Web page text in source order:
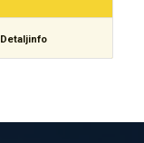
Detaljinfo